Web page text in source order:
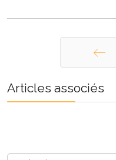
Précédent
Articles associés